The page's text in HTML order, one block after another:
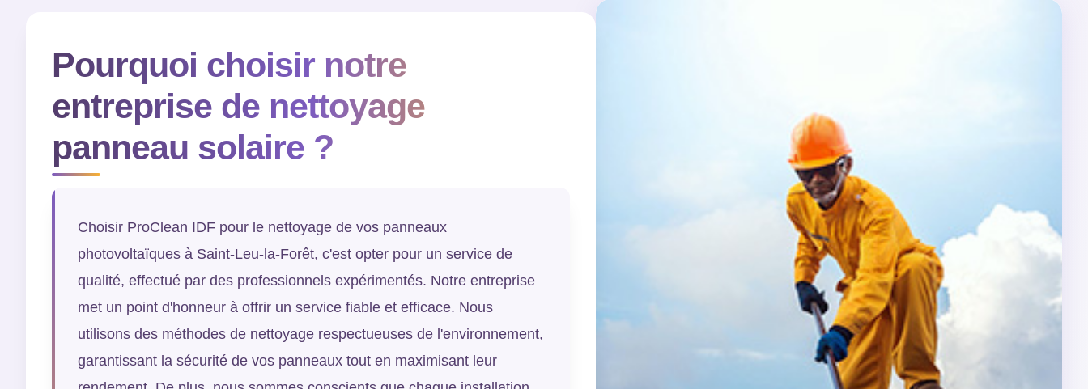
Pourquoi choisir notre
entreprise de nettoyage
panneau solaire ?
Choisir ProClean IDF pour le nettoyage de vos panneaux
photovoltaïques à Saint-Leu-la-Forêt, c'est opter pour un service de
qualité, effectué par des professionnels expérimentés. Notre entreprise
met un point d'honneur à offrir un service fiable et efficace. Nous
utilisons des méthodes de nettoyage respectueuses de l'environnement,
garantissant la sécurité de vos panneaux tout en maximisant leur